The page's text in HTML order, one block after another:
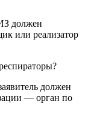
должен
или реализатор
должен
— орган по